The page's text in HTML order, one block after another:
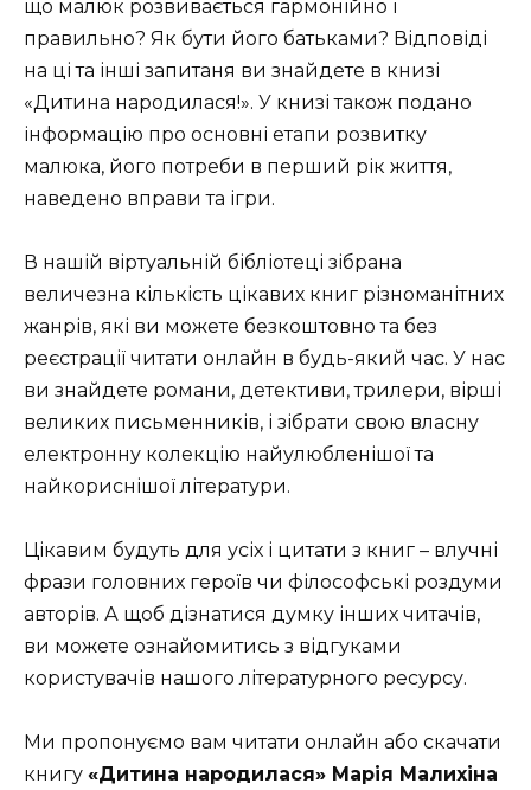
що малюк розвивається гармонійно і
правильно? Як бути його батьками? Відповіді
на ці та інші запитаня ви знайдете в книзі
«Дитина народилася!». У книзі також подано
інформацію про основні етапи розвитку
малюка, його потреби в перший рік життя,
наведено вправи та ігри.
В нашій віртуальній бібліотеці зібрана
величезна кількість цікавих книг різноманітних
жанрів, які ви можете безкоштовно та без
реєстрації читати онлайн в будь-який час. У нас
ви знайдете романи, детективи, трилери, вірші
великих письменників, і зібрати свою власну
електронну колекцію найулюбленішої та
найкориснішої літератури.
Цікавим будуть для усіх і цитати з книг – влучні
фрази головних героїв чи філософські роздуми
авторів. А щоб дізнатися думку інших читачів,
ви можете ознайомитись з відгуками
користувачів нашого літературного ресурсу.
Ми пропонуємо вам читати онлайн або скачати
книгу «Дитина народилася» Марія Малихіна